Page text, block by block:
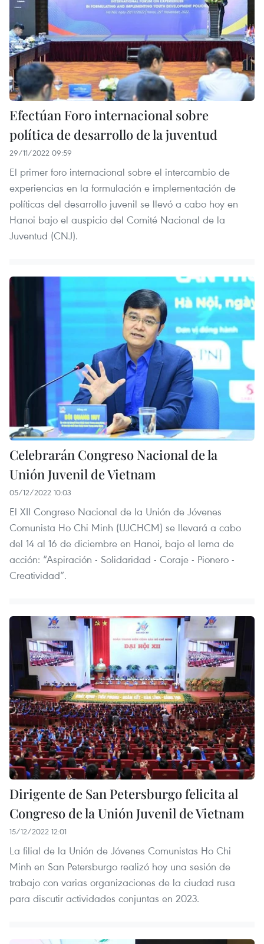
Efectúan Foro internacional sobre
política de desarrollo de la juventud
29/11/2022 09:59
El primer foro internacional sobre el intercambio de
experiencias en la formulación e implementación de
políticas del desarrollo juvenil se llevó a cabo hoy en
Hanoi bajo el auspicio del Comité Nacional de la
Juventud (CNJ).
Celebrarán Congreso Nacional de la
Unión Juvenil de Vietnam
05/12/2022 10:03
El XII Congreso Nacional de la Unión de Jóvenes
Comunista Ho Chi Minh (UJCHCM) se llevará a cabo
del 14 al 16 de diciembre en Hanoi, bajo el lema de
acción: “Aspiración - Solidaridad - Coraje - Pionero -
Creatividad”.
Dirigente de San Petersburgo felicita al
Congreso de la Unión Juvenil de Vietnam
15/12/2022 12:01
La filial de la Unión de Jóvenes Comunistas Ho Chi
Minh en San Petersburgo realizó hoy una sesión de
trabajo con varias organizaciones de la ciudad rusa
para discutir actividades conjuntas en 2023.